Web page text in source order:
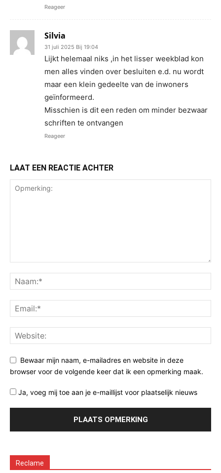
Reageer
Silvia
31 juli 2025 Bij 19:04
Lijkt helemaal niks ,in het lisser weekblad kon
men alles vinden over besluiten e.d. nu wordt
maar een klein gedeelte van de inwoners
geïnformeerd.
Misschien is dit een reden om minder bezwaar
schriften te ontvangen
Reageer
LAAT EEN REACTIE ACHTER
Bewaar mijn naam, e-mailadres en website in deze
browser voor de volgende keer dat ik een opmerking maak.
Ja, voeg mij toe aan je e-maillijst voor plaatselijk nieuws
Reclame